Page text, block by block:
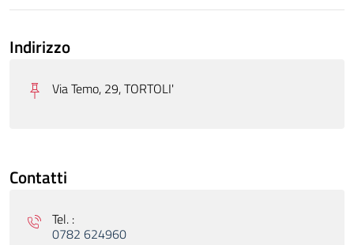
Indirizzo
Via Temo, 29, TORTOLI'
Contatti
Tel. :
0782 624960